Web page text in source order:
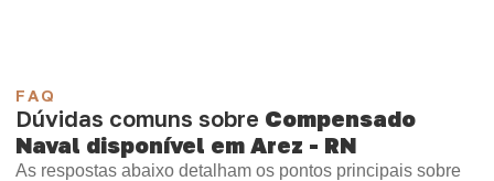
FAQ
Dúvidas comuns sobre Compensado
Naval disponível em Arez - RN
As respostas abaixo detalham os pontos principais sobre